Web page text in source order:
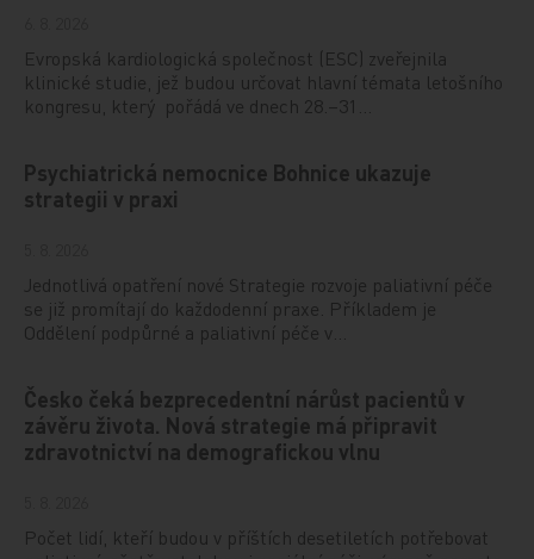
Evropská kardiologická společnost (ESC) zveřejnila
klinické studie, jež budou určovat hlavní témata letošního
kongresu, který pořádá ve dnech 28.–31…
Psychiatrická nemocnice Bohnice ukazuje
strategii v praxi
Jednotlivá opatření nové Strategie rozvoje paliativní péče
se již promítají do každodenní praxe. Příkladem je
Oddělení podpůrné a paliativní péče v…
Česko čeká bezprecedentní nárůst pacientů v
závěru života. Nová strategie má připravit
zdravotnictví na demografickou vlnu
Počet lidí, kteří budou v příštích desetiletích potřebovat